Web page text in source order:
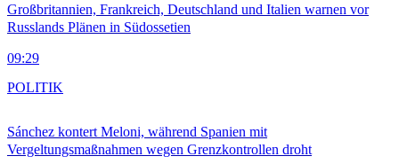
Großbritannien, Frankreich, Deutschland und Italien warnen vor
Russlands Plänen in Südossetien
09:29
Sánchez kontert Meloni, während Spanien mit
Vergeltungsmaßnahmen wegen Grenzkontrollen droht
POLITIK